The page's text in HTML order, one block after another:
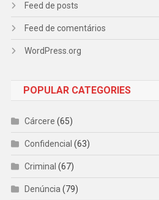
Feed de posts
Feed de comentários
WordPress.org
POPULAR CATEGORIES
Cárcere (65)
Confidencial (63)
Criminal (67)
Denúncia(79)